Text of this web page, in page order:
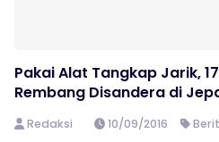
Pakai Alat Tangkap Jarik,
Rembang Disandera di
Redaksi 10/09/2016